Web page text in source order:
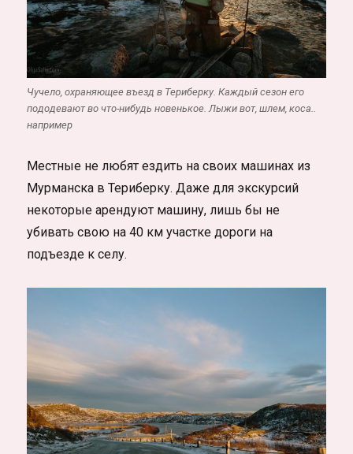
Чучело, охраняющее въезд в Териберку. Каждый сезон его
пододевают во что-нибудь новенькое. Лыжи вот, шлем, коса..
например
Местные не любят ездить на своих машинах из
Мурманска в Териберку. Даже для экскурсий
некоторые арендуют машину, лишь бы не
убивать свою на 40 км участке дороги на
подъезде к селу.